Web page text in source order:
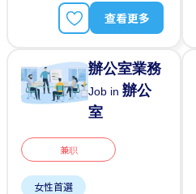
查看更多
辦公室業務
Job in辦公
室
兼职
女性首選